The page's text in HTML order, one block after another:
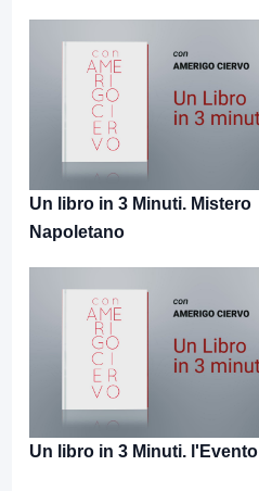
Un libro in 3 Minuti. Mistero
Napoletano
Un libro in 3 Minuti. l'Evento